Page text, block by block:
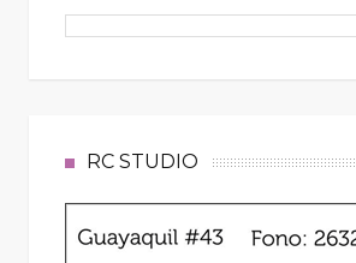
RC STUDIO